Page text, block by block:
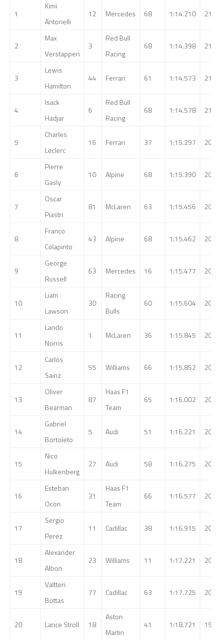
1
Kimi
Antonelli
12 Mercedes 68 1:14.210
2
Max
Verstappen
3
Red Bull
Racing
68 1:14.398
3
Lewis
Hamilton
44 Ferrari 61 1:14.573
4
Isack
Hadjar
6
Red Bull
Racing
68 1:14.578
5
Charles
Leclerc
16 Ferrari 37 1:15.297
6
Pierre
Gasly
10 Alpine 68 1:15.390
7
Oscar
Piastri
81 McLaren 63 1:15.456
8
Franco
Colapinto
43 Alpine 68 1:15.462
9
George
Russell
63 Mercedes 16 1:15.477
10
Liam
Lawson
30
Racing
Bulls
60 1:15.604
11
Lando
Norris
1 McLaren 36 1:15.845
12
Carlos
Sainz
55 Williams 66 1:15.852
13
Oliver
Bearman
87
Haas F1
Team
65 1:16.002
14
Gabriel
Bortoleto
5 Audi 51 1:16.221
15
Nico
Hulkenberg
27 Audi 58 1:16.275
16
Esteban
Ocon
31
Haas F1
Team
66 1:16.577
17
Sergio
Perez
11 Cadillac 38 1:16.915
18
Alexander
Albon
23 Williams 11 1:17.221
19
Valtteri
Bottas
77 Cadillac 63 1:17.725
20 Lance Stroll 18
Aston
Martin
41 1:18.721